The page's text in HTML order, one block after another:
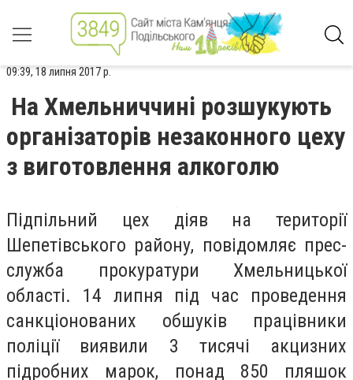
09:39, 18 липня 2017 р.
На Хмельниччині розшукують
організаторів незаконного цеху
з виготовлення алкоголю
Підпільний цех діяв на території
Шепетівського району, повідомляє прес-
служба прокуратури Хмельницької
області. 14 липня під час проведення
санкціонованих обшуків працівники
поліції виявили 3 тисячі акцизних
підробних марок, понад 850 пляшок